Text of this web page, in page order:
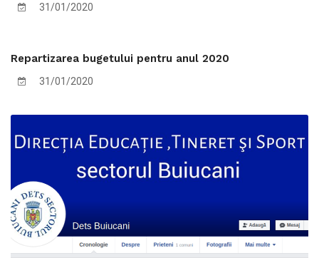
31/01/2020
Repartizarea bugetului pentru anul 2020
31/01/2020